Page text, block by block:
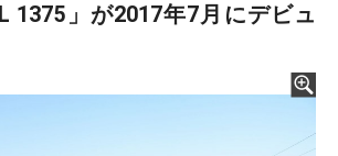
1375」が2017年7月にデビュ